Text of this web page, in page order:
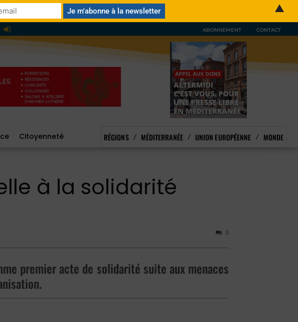
ABONNEMENT CONTACT
Citoyenneté RÉGIONS MÉDITERRANÉE UNION EUROPÉENNE MONDE
à la solidarité
0
premier acte de solidarité suite aux menaces
▲